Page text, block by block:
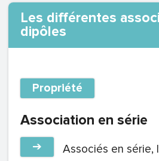
Les différentes
dipôles
Propriété
Association en série
➔
Associés en série,